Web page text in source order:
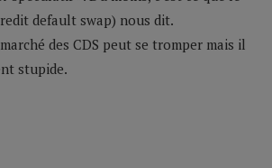
default swap) nous dit.
des CDS peut se tromper mais il
stupide.